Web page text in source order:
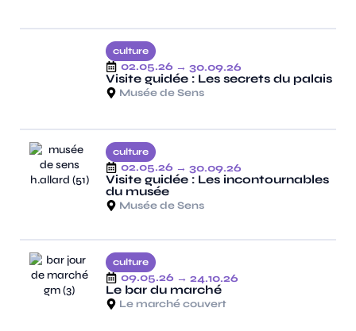
culture
02.05.26 → 30.09.26
Visite guidée : Les secrets du palais
Musée de Sens
culture
02.05.26 → 30.09.26
Visite guidée : Les incontournables
du musée
Musée de Sens
culture
09.05.26 → 24.10.26
Le bar du marché
Le marché couvert